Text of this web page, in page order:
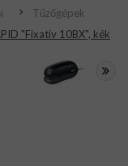
Tűzőgépek
"Fixativ 10BX", kék